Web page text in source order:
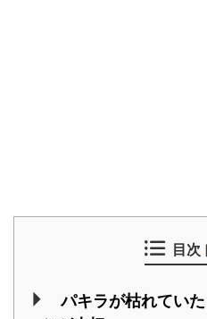
目次
パキラが枯れてい